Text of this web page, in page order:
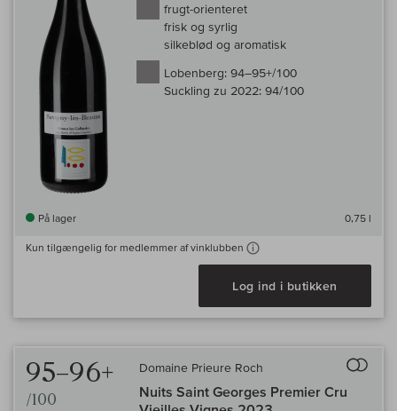
frugt-orienteret
frisk og syrlig
silkeblød og aromatisk
Lobenberg: 94–95+/100
Suckling zu 2022: 94/100
På lager 0,75 l
Kun tilgængelig for medlemmer af vinklubben
Log ind i butikken
95–96+
/100
Domaine Prieure Roch
Nuits Saint Georges Premier Cru